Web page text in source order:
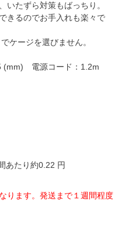
いたずら対策もばっちり。
きるのでお手入れも楽々で
ケージを選びません。
(mm) 電源コード：1.2m
あたり約0.22 円
ります。発送まで１週間程度